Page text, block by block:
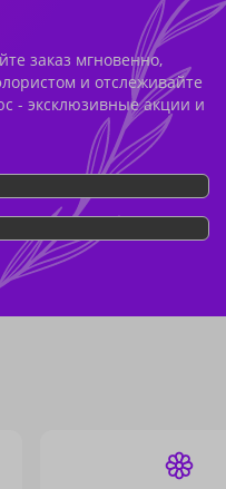
заказ мгновенно,
и отслеживайте
- эксклюзивные акции и